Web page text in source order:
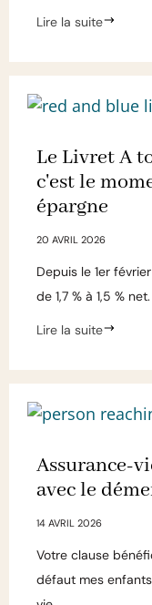
Lire la suite
Le Livret A
c'est le
épargne
20 AVRIL 2026
Depuis le 1er
de 1,7 % à 1,5 %
Lire la suite
Assurance-
avec le
14 AVRIL 2026
Votre clause
défaut mes